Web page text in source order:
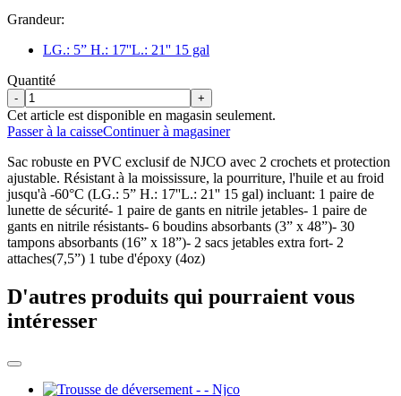
Grandeur:
LG.: 5” H.: 17''L.: 21'' 15 gal
Quantité
- +
Cet article est disponible en magasin seulement.
Passer à la caisseContinuer à magasiner
Sac robuste en PVC exclusif de NJCO avec 2 crochets et protection
ajustable. Résistant à la moississure, la pourriture, l'huile et au froid
jusqu'à -60°C (LG.: 5” H.: 17''L.: 21'' 15 gal) incluant: 1 paire de
lunette de sécurité- 1 paire de gants en nitrile jetables- 1 paire de
gants en nitrile résistants- 6 boudins absorbants (3” x 48”)- 30
tampons absorbants (16” x 18”)- 2 sacs jetables extra fort- 2
attaches(7,5”) 1 tube d'époxy (4oz)
D'autres produits qui pourraient vous
intéresser